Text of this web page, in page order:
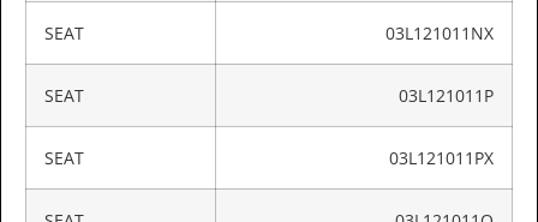
SEAT 03L121011NX
SEAT 03L121011P
SEAT 03L121011PX